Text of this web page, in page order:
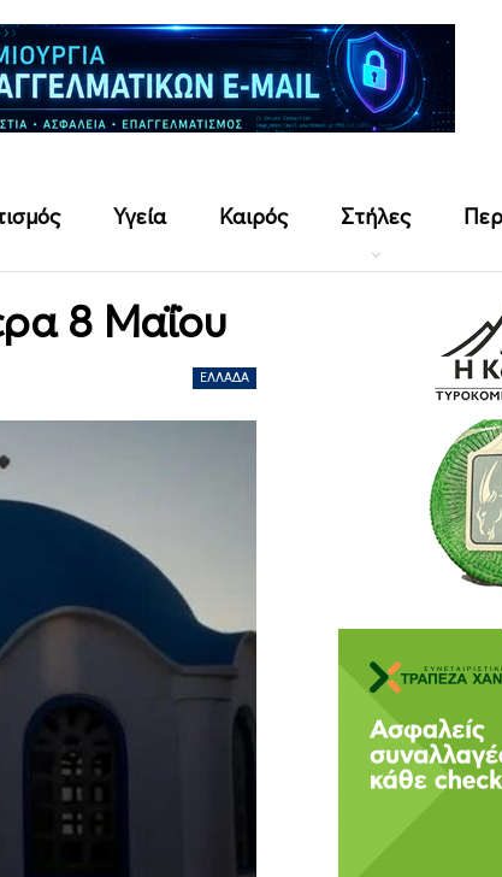
Υγεία Καιρός Στήλες
8 Μαΐου
ΕΛΛΆΔΑ